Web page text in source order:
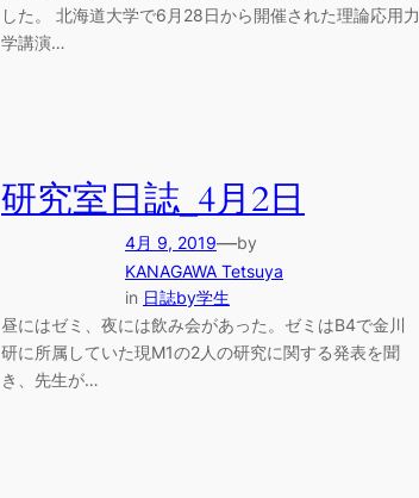
した。 北海道大学で6月28日から開催された理論応用力
学講演…
研究室日誌_4月2日
4月 9, 2019—by
KANAGAWA Tetsuya
in 日誌by学生
昼にはゼミ、夜には飲み会があった。ゼミはB4で金川
研に所属していた現M1の2人の研究に関する発表を聞
き、先生が…